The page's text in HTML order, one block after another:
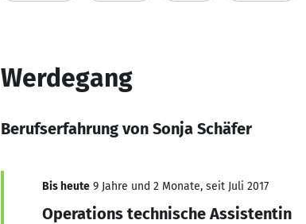
Werdegang
Berufserfahrung von Sonja Schäfer
Bis heute 9 Jahre und 2 Monate, seit Juli 2017
Operations technische Assistentin